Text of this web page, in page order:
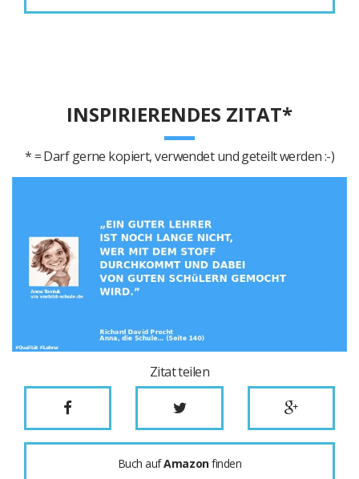
INSPIRIERENDES ZITAT*
* = Darf gerne kopiert, verwendet und geteilt werden :-)
Zitat teilen
Buch aufAmazonfinden